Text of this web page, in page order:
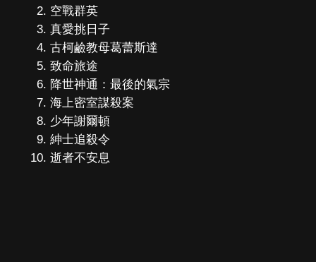
空戰群英
真愛挑日子
古柯鹼教母葛蕾斯達
致命旅途
降世神通：最後的氣宗
海上密室謀殺案
少年謝爾頓
紳士追殺令
逝者不安息